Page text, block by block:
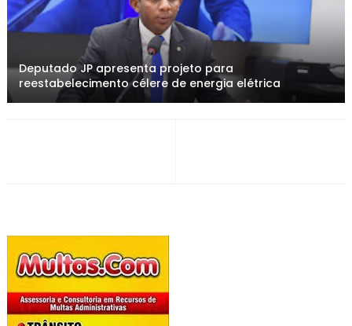
Deputado JP apresenta projeto para
reestabelecimento célere de energia elétrica